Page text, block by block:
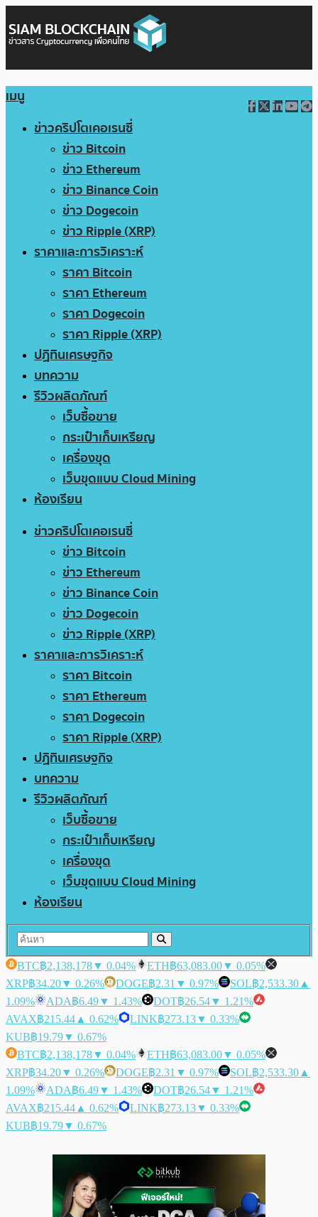
เมนู
ข่าวคริปโตเคอเรนซี่
ข่าว Bitcoin
ข่าว Ethereum
ข่าว Binance Coin
ข่าว Dogecoin
ข่าว Ripple (XRP)
ราคาและการวิเคราะห์
ราคา Bitcoin
ราคา Ethereum
ราคา Dogecoin
ราคา Ripple (XRP)
ปฏิทินเศรษฐกิจ
บทความ
รีวิวผลิตภัณฑ์
เว็บซื้อขาย
กระเป๋าเก็บเหรียญ
เครื่องขุด
เว็บขุดแบบ Cloud Mining
ห้องเรียน
ข่าวคริปโตเคอเรนซี่
ข่าว Bitcoin
ข่าว Ethereum
ข่าว Binance Coin
ข่าว Dogecoin
ข่าว Ripple (XRP)
ราคาและการวิเคราะห์
ราคา Bitcoin
ราคา Ethereum
ราคา Dogecoin
ราคา Ripple (XRP)
ปฏิทินเศรษฐกิจ
บทความ
รีวิวผลิตภัณฑ์
เว็บซื้อขาย
กระเป๋าเก็บเหรียญ
เครื่องขุด
เว็บขุดแบบ Cloud Mining
ห้องเรียน
BTC฿2,138,178▼ 0.04% ETH฿63,083.00▼ 0.05%
XRP฿34.20▼ 0.26% DOGE฿2.31 ▼ 0.97% SOL฿2,533.30 ▲
1.09%
ADA฿6.49▼ 1.43% DOT฿26.54▼ 1.21%
AVAX฿215.44 ▲ 0.62% LINK฿273.13▼ 0.33%
KUB฿19.79▼ 0.67%
BTC฿2,138,178▼ 0.04% ETH฿63,083.00▼ 0.05%
XRP฿34.20▼ 0.26% DOGE฿2.31 ▼ 0.97% SOL฿2,533.30 ▲
1.09%
ADA฿6.49▼ 1.43% DOT฿26.54▼ 1.21%
AVAX฿215.44 ▲ 0.62% LINK฿273.13▼ 0.33%
KUB฿19.79▼ 0.67%